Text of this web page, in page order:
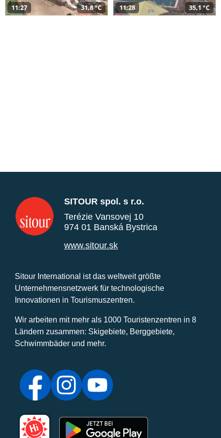
11:27 31,8 °C 11:28 35,1 °C
SITOUR spol. s r.o.
Terézie Vansovej 10
974 01 Banská Bystrica
www.sitour.sk
Sitour International ist das weltweit größte
Unternehmensnetzwerk für technologische
Innovationen in Tourismuszentren.
Wir arbeiten mit mehr als 1000 Touristenzentren in 8
Ländern zusammen: Skigebiete, Berggebiete,
Schwimmbäder und mehr.